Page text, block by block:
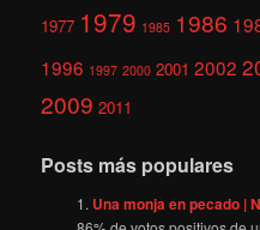
1977 1979 1985 1986
1996 1997 2000 2001 2002
2009 2011
Posts más populares
Una monja en pecado |